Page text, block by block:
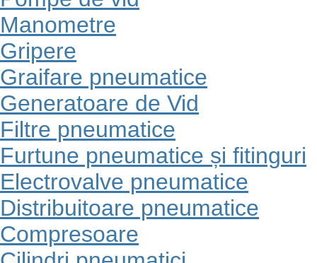
Manometre
Gripere
Graifare pneumatice
Generatoare de Vid
Filtre pneumatice
Furtune pneumatice și fitinguri
Electrovalve pneumatice
Distribuitoare pneumatice
Compresoare